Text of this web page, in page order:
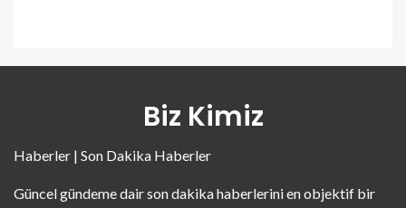
Biz Kimiz
Haberler | Son Dakika Haberler
Güncel gündeme dair son dakika haberlerini en objektif bir